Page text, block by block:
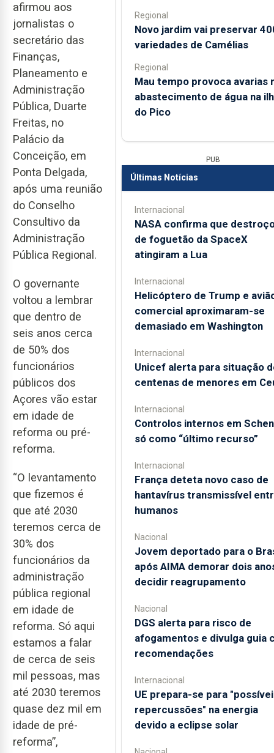
afirmou aos
jornalistas o
secretário das
Finanças,
Planeamento e
Administração
Pública, Duarte
Freitas, no
Palácio da
Conceição, em
Ponta Delgada,
após uma reunião
do Conselho
Consultivo da
Administração
Pública Regional.
O governante
voltou a lembrar
que dentro de
seis anos cerca
de 50% dos
funcionários
públicos dos
Açores vão estar
em idade de
reforma ou pré-
reforma.
“O levantamento
que fizemos é
que até 2030
teremos cerca de
30% dos
funcionários da
administração
pública regional
em idade de
reforma. Só aqui
estamos a falar
de cerca de seis
mil pessoas, mas
até 2030 teremos
quase dez mil em
idade de pré-
reforma”,
Regional
Novo jardim vai preservar
variedades de Camélias
Regional
Mau tempo provoca avarias
abastecimento de água na
do Pico
PUB
Últimas Notícias
Internacional
NASA confirma que
de foguetão da SpaceX
atingiram a Lua
Internacional
Helicóptero de Trump e
comercial aproximaram-se
demasiado em Washington
Internacional
Unicef alerta para situação
centenas de menores em
Internacional
Controlos internos em
só como “último recurso”
Internacional
França deteta novo caso de
hantavírus transmissível
humanos
Nacional
Jovem deportado para o
após AIMA demorar dois
decidir reagrupamento
Nacional
DGS alerta para risco de
afogamentos e divulga guia
recomendações
Internacional
UE prepara-se para
repercussões" na energia
devido a eclipse solar